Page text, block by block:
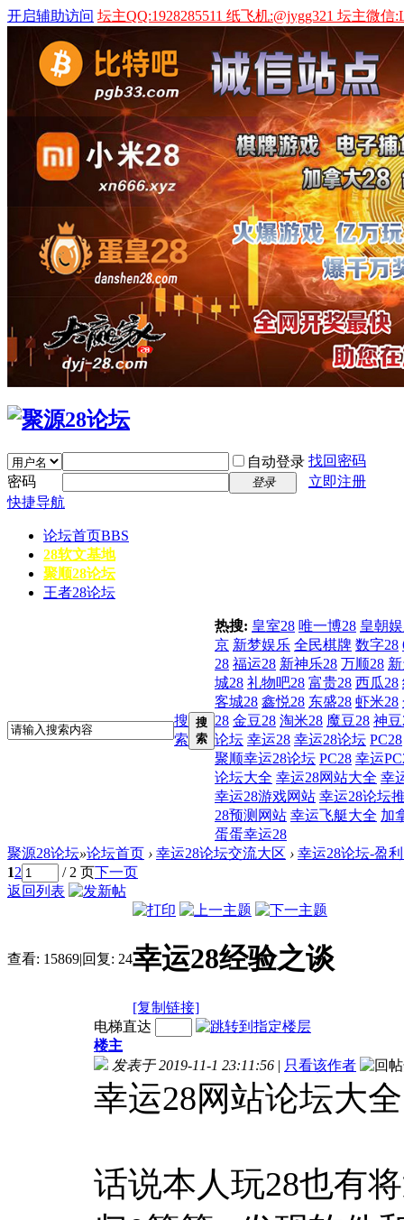
开启辅助访问 坛主QQ:1928285511 纸飞机:@jygg321 坛主微信
自动登录 找回密码
密码
登录
立即注册
快捷导航
论坛首页BBS
28软文基地
聚顺28论坛
王者28论坛
搜
索
搜
索
热搜: 皇室28 唯一博28 皇朝
京 新梦娱乐 全民棋牌 数字28
28 福运28 新神乐28 万顺28
城28 礼物吧28 富贵28 西瓜28
客城28 鑫悦28 东盛28 虾米28
28 金豆28 淘米28 魔豆28 神豆
论坛 幸运28 幸运28论坛 PC28
聚顺幸运28论坛 PC28 幸运
论坛大全 幸运28网站大全 幸
幸运28游戏网站 幸运28论坛
28预测网站 幸运飞艇大全 加
蛋蛋幸运28
聚源28论坛»论坛首页 › 幸运28论坛交流大区 › 幸运28论坛-盈
12 / 2 页下一页
返回列表
查看: 15869|回复: 24幸运28经验之谈
[复制链接]
电梯直达
楼主
发表于 2019-11-1 23:11:56 | 只看该作者
幸运28网站论坛大全
话说本人玩28也有